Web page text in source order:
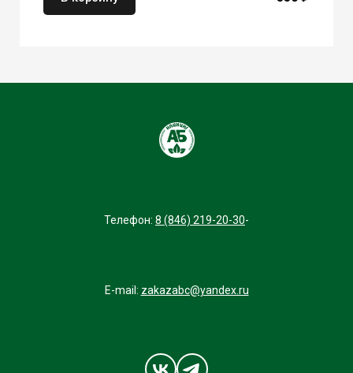
Телефон: 8 (846) 219-20-30-
E-mail: zakazabc@yandex.ru